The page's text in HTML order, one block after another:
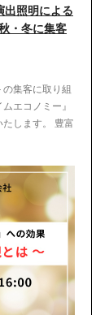
照明による
・冬に集客
集客に取り組
エコノミー』
します。 豊富